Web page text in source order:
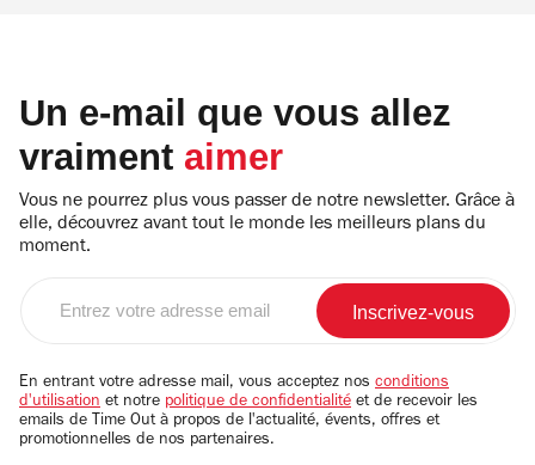
Un e-mail que vous allez
vraiment aimer
Vous ne pourrez plus vous passer de notre newsletter. Grâce à
elle, découvrez avant tout le monde les meilleurs plans du
moment.
email
En entrant votre adresse mail, vous acceptez nos conditions
d'utilisation et notre politique de confidentialité et de recevoir les
emails de Time Out à propos de l'actualité, évents, offres et
promotionnelles de nos partenaires.